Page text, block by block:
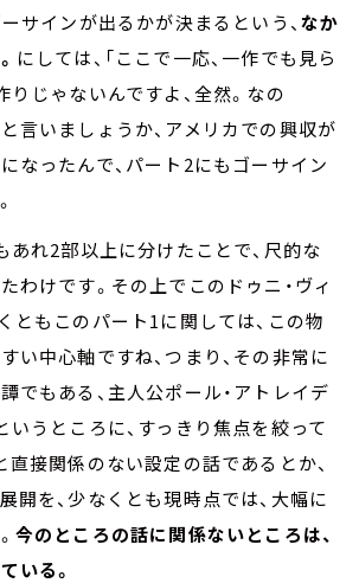
サインが出るかが決まるという、 なか
にしては、「ここで一応、一作でも見ら
りじゃないんですよ、全然。なの
いましょうか、アメリカでの興収が
なったんで、パート2にもゴーサイン
あれ2部以上に分けたことで、尺的な
わけです。その上でこのドゥニ・ヴィ
ともこのパート1に関しては、この物
い中心軸ですね、つまり、その非常に
でもある、主人公ポール・アトレイデ
いうところに、すっきり焦点を絞って
直接関係のない設定の話であるとか、
開を、少なくとも現時点では、大幅に
今のところの話に関係ないところは、
いる。